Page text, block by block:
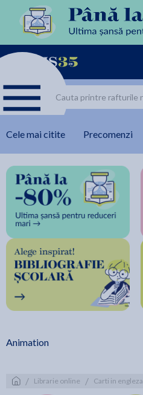
Cele mai citite Precomenzi
Animation
/ Librarie online / Carti in engleza